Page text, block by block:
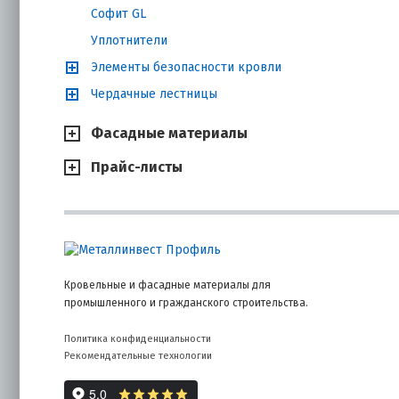
Софит GL
Уплотнители
Элементы безопасности кровли
Чердачные лестницы
Фасадные материалы
Прайс-листы
Кровельные и фасадные материалы для
промышленного и гражданского строительства.
Политика конфиденциальности
Рекомендательные технологии